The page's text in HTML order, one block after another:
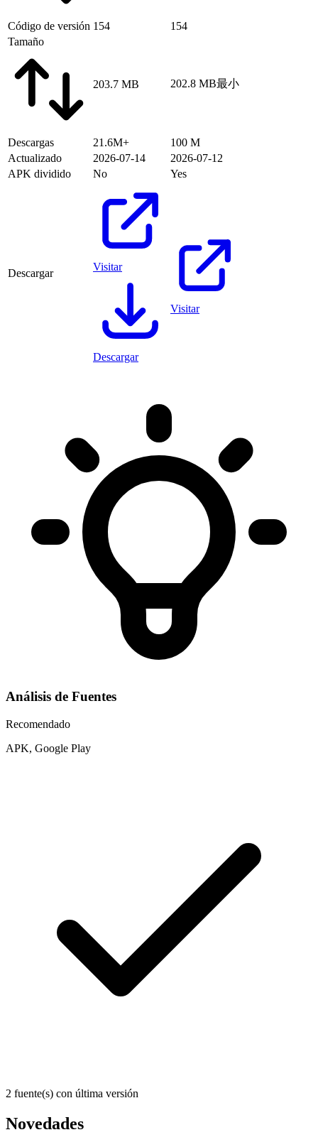
Código de versión 154
154
Tamaño
203.7 MB 202.8 MB最小
Descargas 21.6M+
100 M
Actualizado
2026-07-14
2026-07-12
APK dividido
No Yes
Descargar
Visitar
Descargar
Visitar
Análisis de Fuentes
Recomendado
APK, Google Play
2 fuente(s) con última versión
Novedades